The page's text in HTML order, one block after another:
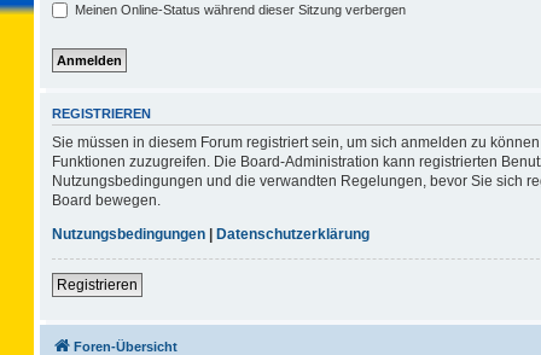
Meinen Online-Status während dieser Sitzung verbergen
REGISTRIEREN
Sie müssen in diesem Forum registriert sein, um sich anmelden zu
Funktionen zuzugreifen. Die Board-Administration kann registrierten
Nutzungsbedingungen und die verwandten Regelungen, bevor Sie sich
Board bewegen.
Nutzungsbedingungen | Datenschutzerklärung
Registrieren
Foren-Übersicht